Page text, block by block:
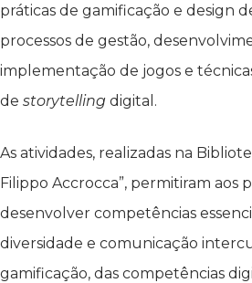
práticas de gamificação e design
processos de gestão,
implementação de jogos e
de storytelling digital.
As atividades, realizadas na
Filippo Accrocca”, permitiram aos
desenvolver competências
diversidade e comunicação
gamificação, das competências